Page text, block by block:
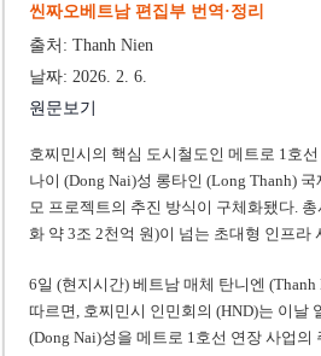
씬짜오베트남 편집부 번역·정리
출처: Thanh Nien
날짜: 2026. 2. 6.
원문보기
호찌민시의 핵심 도시철도인 메트로 1호
나이 (Dong Nai)성 롱타인 (Long Thanh)
모 프로젝트의 추진 방식이 구체화됐다.
화 약 3조 2천억 원)이 넘는 초대형 인프라
6일 (현지시간) 베트남 매체 탄니엔
따르면, 호찌민시 인민회의 (HND)는 이날
(Dong Nai)성을 메트로 1호선 연장 사업의